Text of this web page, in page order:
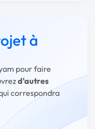
à
pour faire
d'autres
correspondra